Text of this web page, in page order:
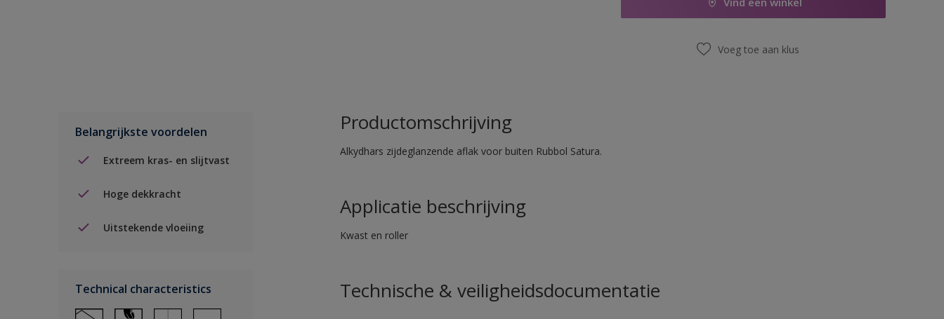
Voeg toe aan klus
Belangrijkste voordelen
Extreem kras- en slijtvast
Hoge dekkracht
Uitstekende vloeiing
Technical characteristics
Productomschrijving
Alkydhars zijdeglanzende aflak voor buiten Rubbol Satura.
Applicatie beschrijving
Kwast en roller
Technische & veiligheidsdocumentatie